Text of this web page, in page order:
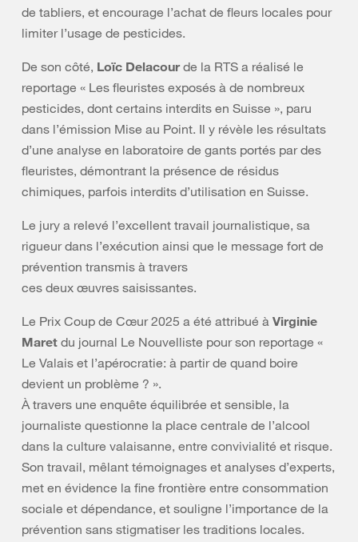
de tabliers, et encourage l’achat de fleurs locales pour
limiter l’usage de pesticides.
De son côté, Loïc Delacourde la RTS a réalisé le
reportage « Les fleuristes exposés à de nombreux
pesticides, dont certains interdits en Suisse », paru
dans l’émission Mise au Point. Il y révèle les résultats
d’une analyse en laboratoire de gants portés par des
fleuristes, démontrant la présence de résidus
chimiques, parfois interdits d’utilisation en Suisse.
Le jury a relevé l’excellent travail journalistique, sa
rigueur dans l’exécution ainsi que le message fort de
prévention transmis à travers
ces deux œuvres saisissantes.
Le Prix Coup de Cœur 2025 a été attribué à Virginie
Maret du journal Le Nouvelliste pour son reportage «
Le Valais et l’apérocratie: à partir de quand boire
devient un problème ? ».
À travers une enquête équilibrée et sensible, la
journaliste questionne la place centrale de l’alcool
dans la culture valaisanne, entre convivialité et risque.
Son travail, mêlant témoignages et analyses d’experts,
met en évidence la fine frontière entre consommation
sociale et dépendance, et souligne l’importance de la
prévention sans stigmatiser les traditions locales.